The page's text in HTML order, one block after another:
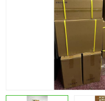
魏德米勒继电器